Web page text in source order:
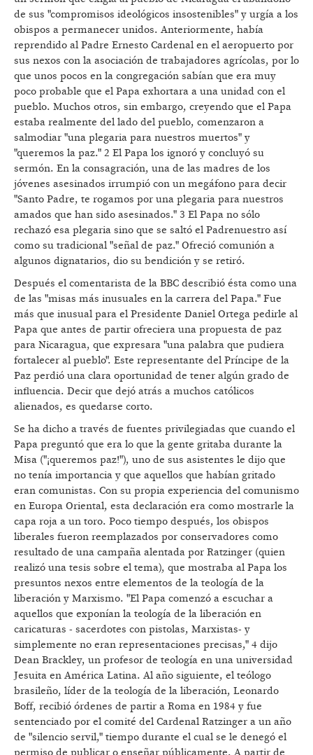
de sus "compromisos ideológicos insostenibles" y urgía a los
obispos a permanecer unidos. Anteriormente, había
reprendido al Padre Ernesto Cardenal en el aeropuerto por
sus nexos con la asociación de trabajadores agrícolas, por lo
que unos pocos en la congregación sabían que era muy
poco probable que el Papa exhortara a una unidad con el
pueblo. Muchos otros, sin embargo, creyendo que el Papa
estaba realmente del lado del pueblo, comenzaron a
salmodiar "una plegaria para nuestros muertos" y
"queremos la paz." 2 El Papa los ignoró y concluyó su
sermón. En la consagración, una de las madres de los
jóvenes asesinados irrumpió con un megáfono para decir
"Santo Padre, te rogamos por una plegaria para nuestros
amados que han sido asesinados." 3 El Papa no sólo
rechazó esa plegaria sino que se saltó el Padrenuestro así
como su tradicional "señal de paz." Ofreció comunión a
algunos dignatarios, dio su bendición y se retiró.
Después el comentarista de la BBC describió ésta como una
de las "misas más inusuales en la carrera del Papa." Fue
más que inusual para el Presidente Daniel Ortega pedirle al
Papa que antes de partir ofreciera una propuesta de paz
para Nicaragua, que expresara "una palabra que pudiera
fortalecer al pueblo". Este representante del Príncipe de la
Paz perdió una clara oportunidad de tener algún grado de
influencia. Decir que dejó atrás a muchos católicos
alienados, es quedarse corto.
Se ha dicho a través de fuentes privilegiadas que cuando el
Papa preguntó que era lo que la gente gritaba durante la
Misa ("¡queremos paz!"), uno de sus asistentes le dijo que
no tenía importancia y que aquellos que habían gritado
eran comunistas. Con su propia experiencia del comunismo
en Europa Oriental, esta declaración era como mostrarle la
capa roja a un toro. Poco tiempo después, los obispos
liberales fueron reemplazados por conservadores como
resultado de una campaña alentada por Ratzinger (quien
realizó una tesis sobre el tema), que mostraba al Papa los
presuntos nexos entre elementos de la teología de la
liberación y Marxismo. "El Papa comenzó a escuchar a
aquellos que exponían la teología de la liberación en
caricaturas - sacerdotes con pistolas, Marxistas- y
simplemente no eran representaciones precisas," 4 dijo
Dean Brackley, un profesor de teología en una universidad
Jesuita en América Latina. Al año siguiente, el teólogo
brasileño, líder de la teología de la liberación, Leonardo
Boff, recibió órdenes de partir a Roma en 1984 y fue
sentenciado por el comité del Cardenal Ratzinger a un año
de "silencio servil," tiempo durante el cual se le denegó el